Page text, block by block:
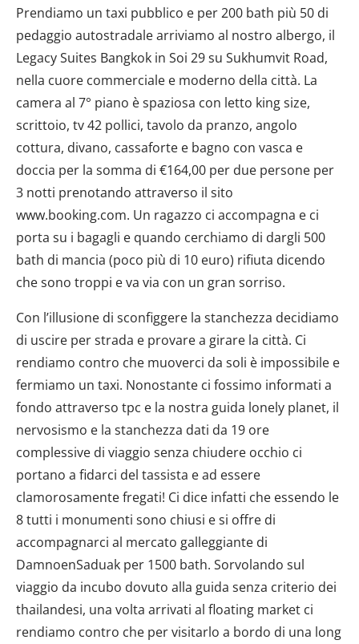
Prendiamo un taxi pubblico e per 200 bath più 50 di
pedaggio autostradale arriviamo al nostro albergo, il
Legacy Suites Bangkok in Soi 29 su Sukhumvit Road,
nella cuore commerciale e moderno della città. La
camera al 7° piano è spaziosa con letto king size,
scrittoio, tv 42 pollici, tavolo da pranzo, angolo
cottura, divano, cassaforte e bagno con vasca e
doccia per la somma di €164,00 per due persone per
3 notti prenotando attraverso il sito
www.booking.com. Un ragazzo ci accompagna e ci
porta su i bagagli e quando cerchiamo di dargli 500
bath di mancia (poco più di 10 euro) rifiuta dicendo
che sono troppi e va via con un gran sorriso.
Con l’illusione di sconfiggere la stanchezza decidiamo
di uscire per strada e provare a girare la città. Ci
rendiamo contro che muoverci da soli è impossibile e
fermiamo un taxi. Nonostante ci fossimo informati a
fondo attraverso tpc e la nostra guida lonely planet, il
nervosismo e la stanchezza dati da 19 ore
complessive di viaggio senza chiudere occhio ci
portano a fidarci del tassista e ad essere
clamorosamente fregati! Ci dice infatti che essendo le
8 tutti i monumenti sono chiusi e si offre di
accompagnarci al mercato galleggiante di
DamnoenSaduak per 1500 bath. Sorvolando sul
viaggio da incubo dovuto alla guida senza criterio dei
thailandesi, una volta arrivati al floating market ci
rendiamo contro che per visitarlo a bordo di una long